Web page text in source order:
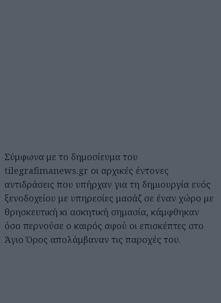
Σύμφωνα με το δημοσίευμα του
tilegrafimanews.gr οι αρχικές έντονες
αντιδράσεις που υπήρχαν για τη δημιουργία ενός
ξενοδοχείου με υπηρεσίες μασάζ σε έναν χώρο με
θρησκευτική κι ασκητική σημασία, κάμφθηκαν
όσο περνούσε ο καιρός αφού οι επισκέπτες στο
Άγιο Όρος απολάμβαναν τις παροχές του.